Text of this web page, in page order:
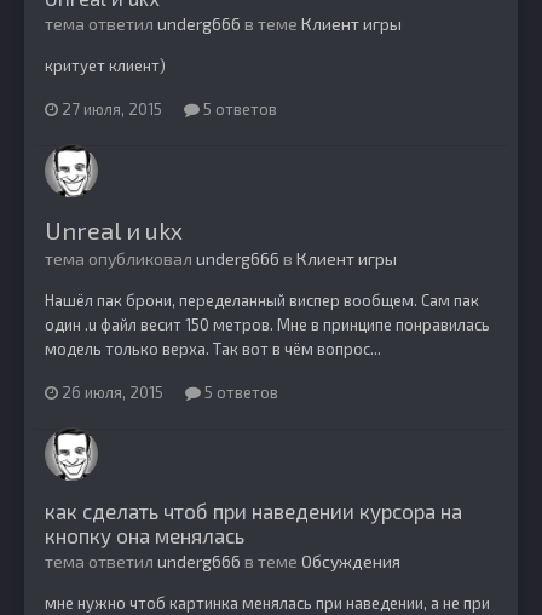
тема ответил underg666 в теме Клиент игры
критует клиент)
27 июля, 2015 5 ответов
Unreal и ukx
тема опубликовал underg666 в Клиент игры
Нашёл пак брони, переделанный виспер вообщем. Сам пак
один .u файл весит 150 метров. Мне в принципе понравилась
модель только верха. Так вот в чём вопрос...
26 июля, 2015 5 ответов
как сделать чтоб при наведении курсора на
кнопку она менялась
тема ответил underg666 в теме Обсуждения
мне нужно чтоб картинка менялась при наведении, а не при